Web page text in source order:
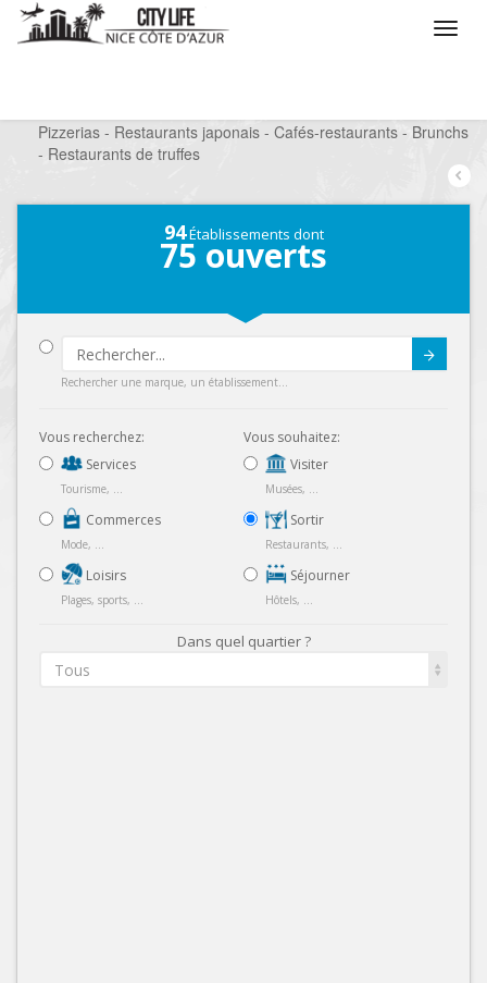
Pizzerias - Restaurants japonais - Cafés-restaurants - Brunchs
- Restaurants de truffes
94Établissements dont
75 ouverts
Rechercher une marque, un établissement...
Vous recherchez:
Services
Tourisme, ...
Commerces
Mode, ...
Loisirs
Plages, sports, ...
Vous souhaitez:
Visiter
Musées, ...
Sortir
Restaurants, ...
Séjourner
Hôtels, ...
Dans quel quartier ?
Tous